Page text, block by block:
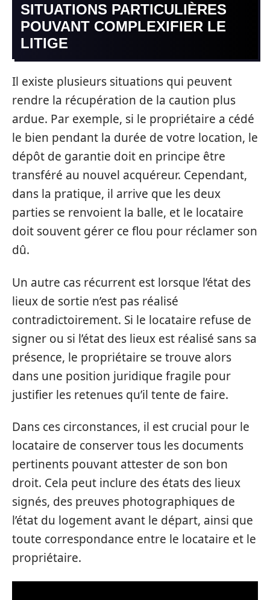
SITUATIONS PARTICULIÈRES
POUVANT COMPLEXIFIER LE
LITIGE
Il existe plusieurs situations qui peuvent
rendre la récupération de la caution plus
ardue. Par exemple, si le propriétaire a cédé
le bien pendant la durée de votre location, le
dépôt de garantie doit en principe être
transféré au nouvel acquéreur. Cependant,
dans la pratique, il arrive que les deux
parties se renvoient la balle, et le locataire
doit souvent gérer ce flou pour réclamer son
dû.
Un autre cas récurrent est lorsque l’état des
lieux de sortie n’est pas réalisé
contradictoirement. Si le locataire refuse de
signer ou si l’état des lieux est réalisé sans sa
présence, le propriétaire se trouve alors
dans une position juridique fragile pour
justifier les retenues qu’il tente de faire.
Dans ces circonstances, il est crucial pour le
locataire de conserver tous les documents
pertinents pouvant attester de son bon
droit. Cela peut inclure des états des lieux
signés, des preuves photographiques de
l’état du logement avant le départ, ainsi que
toute correspondance entre le locataire et le
propriétaire.